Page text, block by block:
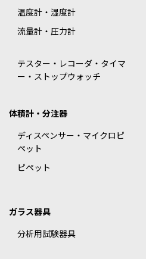
温度計・湿度計
流量計・圧力計
テスター・レコーダ・タイマ
ー・ストップウォッチ
体積計・分注器
ディスペンサー・マイクロピ
ペット
ピペット
ガラス器具
分析用試験器具